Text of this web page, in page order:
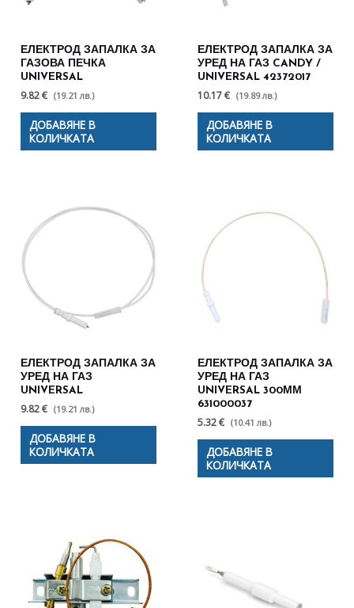
ЕЛЕКТРОД ЗАПАЛКА ЗА
ГАЗОВА ПЕЧКА
UNIVERSAL
9.82 € (19.21 лв.)
ДОБАВЯНЕ В
КОЛИЧКАТА
ЕЛЕКТРОД ЗАПАЛКА ЗА
УРЕД НА ГАЗ CANDY /
UNIVERSAL 42372017
10.17 € (19.89 лв.)
ДОБАВЯНЕ В
КОЛИЧКАТА
ЕЛЕКТРОД ЗАПАЛКА ЗА
УРЕД НА ГАЗ
UNIVERSAL
9.82 € (19.21 лв.)
ДОБАВЯНЕ В
КОЛИЧКАТА
ЕЛЕКТРОД ЗАПАЛКА ЗА
УРЕД НА ГАЗ
UNIVERSAL 300ММ
631000037
5.32 € (10.41 лв.)
ДОБАВЯНЕ В
КОЛИЧКАТА